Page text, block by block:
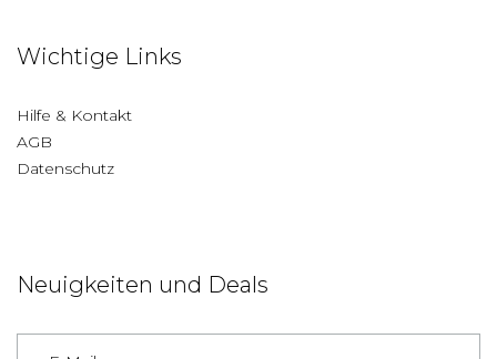
Wichtige Links
Hilfe & Kontakt
AGB
Datenschutz
Neuigkeiten und Deals